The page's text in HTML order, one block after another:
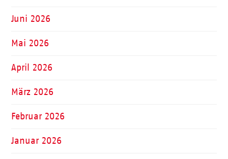
Juni 2026
Mai 2026
April 2026
März 2026
Februar 2026
Januar 2026